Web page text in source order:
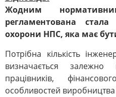
Жодним
регламентована стала
охорони НПС, яка має
Потрібна кількість
визначається залежно
працівників,
особливостей